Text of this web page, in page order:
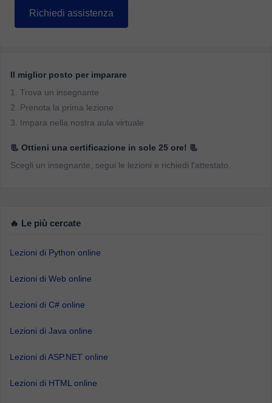
Richiedi assistenza
Il miglior posto per imparare
1. Trova un insegnante
2. Prenota la prima lezione
3. Impara nella nostra aula virtuale
📃 Ottieni una certificazione in sole 25 ore! 📃
Scegli un insegnante, segui le lezioni e richiedi l'attestato.
🔥 Le più cercate
Lezioni di Python online
Lezioni di Web online
Lezioni di C# online
Lezioni di Java online
Lezioni di ASP.NET online
Lezioni di HTML online